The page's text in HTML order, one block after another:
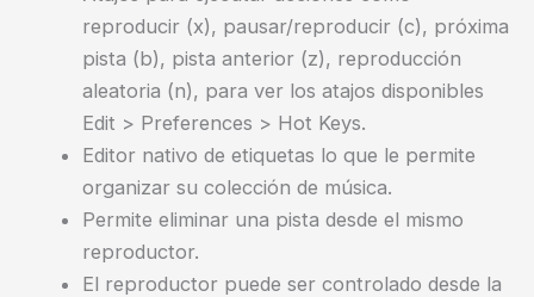
reproducir (x), pausar/reproducir (c), próxima
pista (b), pista anterior (z), reproducción
aleatoria (n), para ver los atajos disponibles
Edit > Preferences > Hot Keys.
Editor nativo de etiquetas lo que le permite
organizar su colección de música.
Permite eliminar una pista desde el mismo
reproductor.
El reproductor puede ser controlado desde la